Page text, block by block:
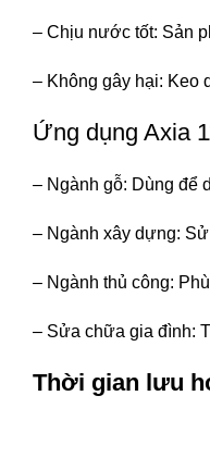
– Chịu nước tốt: Sản
– Không gây hại: Keo
Ứng dụng Axia
– Ngành gỗ: Dùng để
– Ngành xây dựng:
– Ngành thủ công:
– Sửa chữa gia đình:
Thời gian lưu